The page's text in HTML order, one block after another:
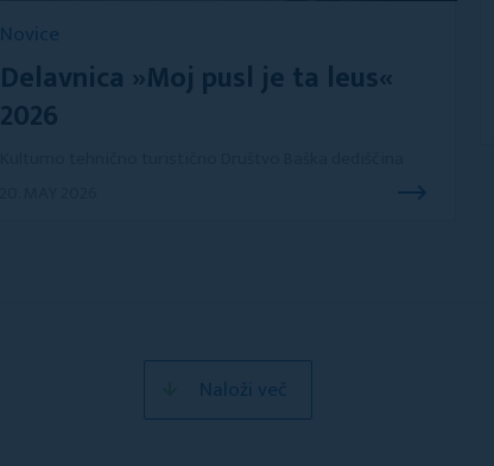
Novice
Delavnica »Moj pusl je ta leus«
2026
Naloži več